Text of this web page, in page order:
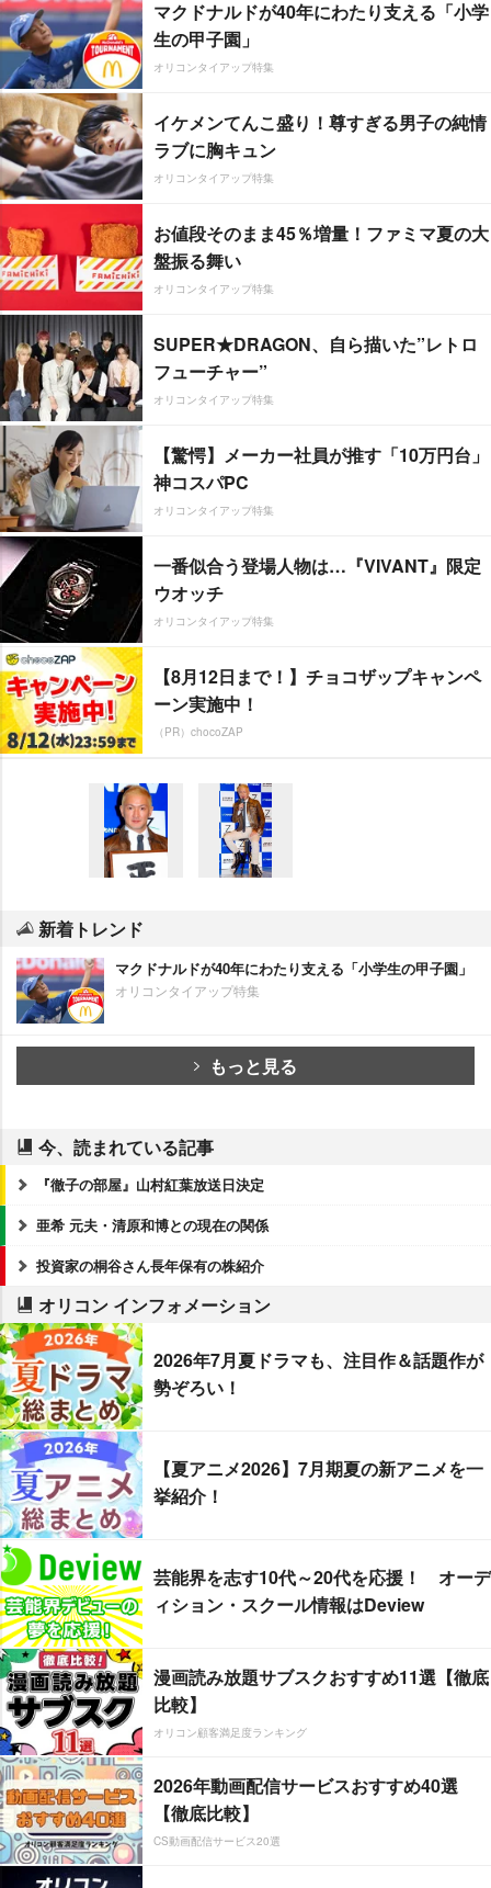
マクドナルドが40年にわたり支える「小学
生の甲子園」
オリコンタイアップ特集
イケメンてんこ盛り！尊すぎる男子の純情
ラブに胸キュン
オリコンタイアップ特集
お値段そのまま45％増量！ファミマ夏の大
盤振る舞い
オリコンタイアップ特集
SUPER★DRAGON、自ら描いた”レトロ
フューチャー”
オリコンタイアップ特集
【驚愕】メーカー社員が推す「10万円台」
神コスパPC
オリコンタイアップ特集
一番似合う登場人物は…『VIVANT』限定
ウオッチ
オリコンタイアップ特集
【8月12日まで！】チョコザップキャンペ
ーン実施中！
（PR）chocoZAP
新着トレンド
マクドナルドが40年にわたり支える「小学生の甲子園」
オリコンタイアップ特集
もっと見る
今、読まれている記事
『徹子の部屋』山村紅葉放送日決定
亜希 元夫・清原和博との現在の関係
投資家の桐谷さん長年保有の株紹介
オリコン インフォメーション
2026年7月夏ドラマも、注目作＆話題作が
勢ぞろい！
【夏アニメ2026】7月期夏の新アニメを一
挙紹介！
芸能界を志す10代～20代を応援！ オーデ
ィション・スクール情報はDeview
漫画読み放題サブスクおすすめ11選【徹底
比較】
オリコン顧客満足度ランキング
2026年動画配信サービスおすすめ40選
【徹底比較】
CS動画配信サービス20選